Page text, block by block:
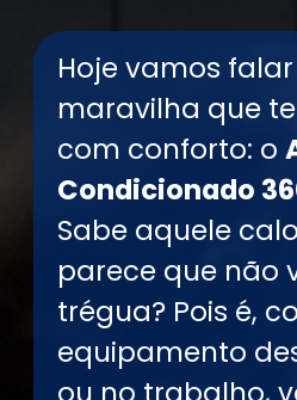
Hoje vamos
maravilha que
com conforto: o
Condicionado
Sabe aquele
parece que não
trégua? Pois é,
equipamento